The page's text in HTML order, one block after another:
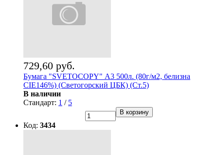
729,60 руб.
Бумага "SVETOCOPY" А3 500л. (80г/м2, белизна
CIE146%) (Светогорский ЦБК) (Ст.5)
В наличии
Стандарт: 1 / 5
В корзину
Код: 3434